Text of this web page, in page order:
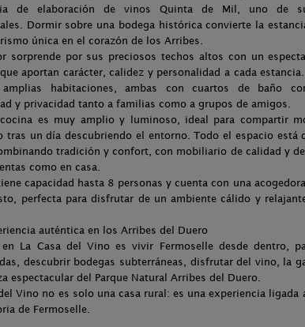
de elaboración de vinos Quinta de Mil, uno de
Dormir sobre una bodega histórica convierte la
única en el corazón de los Arribes.
sorprende por sus preciosos techos altos con un
aportan carácter, calidez y personalidad a cada
habitaciones, ambas con cuartos de baño
y privacidad tanto a familias como a grupos de amigos.
cocina es muy amplio y luminoso, ideal para compartir
tras un día descubriendo el entorno. Todo el espacio está
tradición y confort, con mobiliario de calidad y
como en casa.
capacidad hasta 8 personas y cuenta con una
perfecta para disfrutar de un ambiente cálido y
auténtica en los Arribes del Duero
en La Casa del Vino es vivir Fermoselle desde dentro,
descubrir bodegas subterráneas, disfrutar del vino, la
espectacular del Parque Natural Arribes del Duero.
Vino no es solo una casa rural: es una experiencia
de Fermoselle.